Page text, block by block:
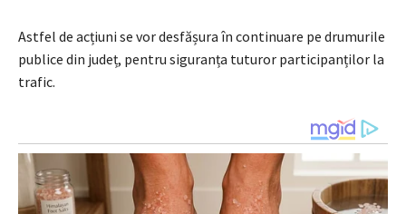
Astfel de acțiuni se vor desfășura în continuare pe drumurile
publice din județ, pentru siguranța tuturor participanților la
trafic.